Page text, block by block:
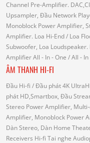
Channel Pre-Amplifier.
Upsampler, Đầu Network
Monoblock Power Amplifier,
Amplifier. Loa Hi-End/ Loa
Subwoofer, Loa Loudspeaker.
AmplifierAll - In - One / All - In
ÂM THANH HI-FI
Đầu Hi-fi / Đầu phát 4K
phát HD,Smartbox, Đầu
Stereo Power Amplifier,
Amplifier, Monoblock Power
Dàn Stereo, Dàn Home
Receivers Hi-fi Tai nghe